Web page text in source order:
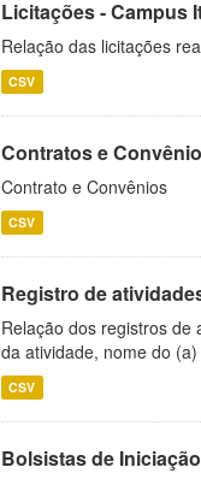
Licitações - Campus
Relação das licitações
CSV
Contratos e
Contrato e Convênios
CSV
Registro de
Relação dos registros
da atividade, nome do
CSV
Bolsistas de